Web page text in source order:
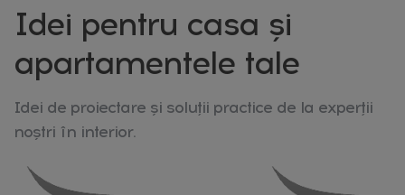
Idei pentru casa și
apartamentele tale
Idei de proiectare și soluții practice de la experții
noștri în interior.